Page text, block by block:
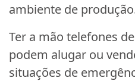
ambiente de
Ter a mão telefones
podem alugar ou
situações de